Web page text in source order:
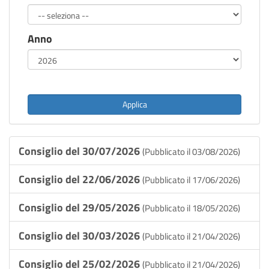
Spese
Consiglieri
L.R.
Siciliana
Anno
Applica
Consiglio del 30/07/2026(Pubblicato il 03/08/2026)
Consiglio del 22/06/2026(Pubblicato il 17/06/2026)
Consiglio del 29/05/2026(Pubblicato il 18/05/2026)
Consiglio del 30/03/2026(Pubblicato il 21/04/2026)
Consiglio del 25/02/2026(Pubblicato il 21/04/2026)